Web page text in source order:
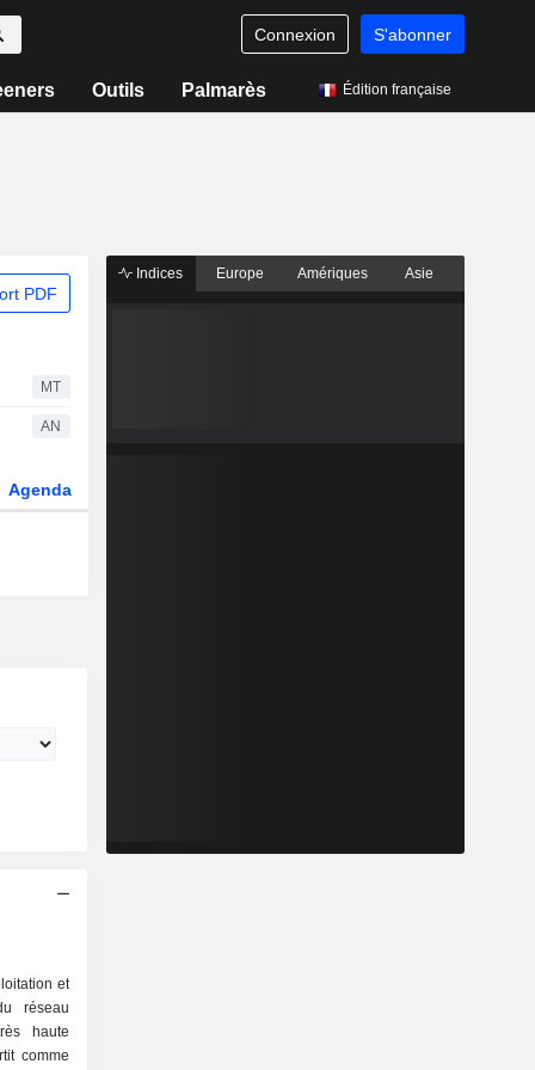
Connexion S'abonner
Outils Palmarès Édition française
PDF
MT
AN
Agenda
et
réseau
haute
comme
Indices Europe Amériques Asie